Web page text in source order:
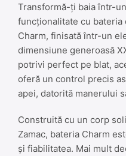
Transformă-ți baia într-
funcționalitate cu bateria
Charm, finisată într-un
dimensiune generoasă
potrivi perfect pe blat,
oferă un control precis
apei, datorită manerului
Construită cu un corp
Zamac, bateria Charm
și fiabilitatea. Mai mult